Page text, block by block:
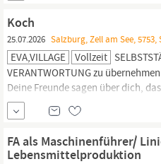
Teildienst!); Deine zukünftigen
Koch
25.07.2026 Salzburg, Zell am See, 5753,
EVA,VILLAGE Vollzeit
VERANTWORTUNG zu
Deine Freunde sagen über dich,
KOCH
bist? --> DANN BIST DU BEI
SOLLTEST WEITERLESEN! WIR
Verantwortung für den
Zubereitung sowie Anrichten von
FA als Maschinenführer/
Lebensmittelproduktion